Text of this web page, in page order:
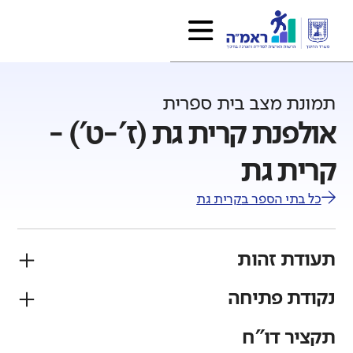
תמונת מצב בית ספרית
אולפנת קרית גת (ז'-ט') -
קרית גת
כל בתי הספר בקרית גת
תעודת זהות
פיקוח
נקודת פתיחה
תקציר דו"ח